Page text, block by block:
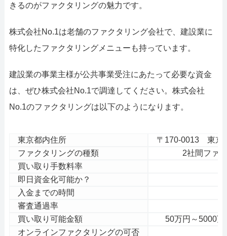
きるのがファクタリングの魅力です。
株式会社No.1は老舗のファクタリング会社で、建設業に
特化したファクタリングメニューも持っています。
建設業の事業主様が公共事業受注にあたって必要な資金
は、ぜひ株式会社No.1で調達してください。株式会社
No.1のファクタリングは以下のようになります。
東京都内住所
〒170-0013 東京
ファクタリングの種類
2社間ファ
買い取り手数料率
即日資金化可能か？
入金までの時間
審査通過率
買い取り可能金額
50万円～5000
オンラインファクタリングの可否